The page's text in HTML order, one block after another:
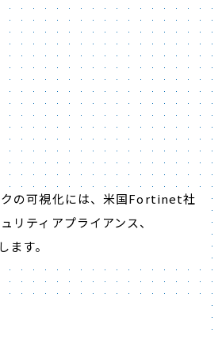
の可視化には、米国Fortinet社
リティアプライアンス、
ます。